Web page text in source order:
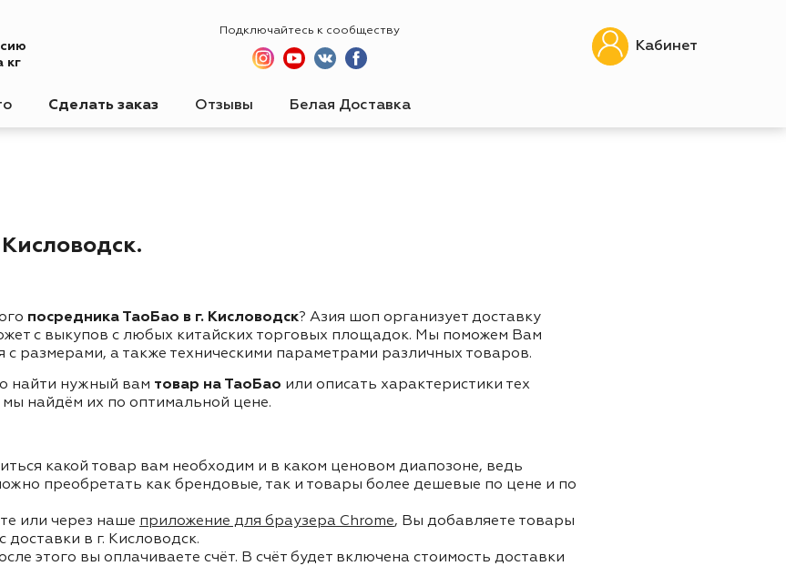
кг
Подключайтесь к сообществу
Кабинет
Сделать заказ Отзывы Белая Доставка
посредника ТаоБао в г. Кисловодск? Азия шоп организует доставку
с выкупов с любых китайских торговых площадок. Мы поможем Вам
с размерами, а также техническими параметрами различных товаров.
найти нужный вам товар на ТаоБао или описать характеристики тех
найдём их по оптимальной цене.
какой товар вам необходим и в каком ценовом диапозоне, ведь
преобретать как брендовые, так и товары более дешевые по цене и по
или через наше приложение для браузера Chrome, Вы добавляете товары
доставки в г. Кисловодск.
этого вы оплачиваете счёт. В счёт будет включена стоимость доставки